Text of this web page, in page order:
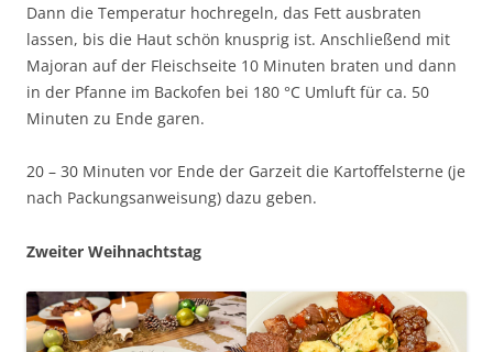
Dann die Temperatur hochregeln, das Fett ausbraten
lassen, bis die Haut schön knusprig ist. Anschließend mit
Majoran auf der Fleischseite 10 Minuten braten und dann
in der Pfanne im Backofen bei 180 °C Umluft für ca. 50
Minuten zu Ende garen.
20 – 30 Minuten vor Ende der Garzeit die Kartoffelsterne (je
nach Packungsanweisung) dazu geben.
Zweiter Weihnachtstag